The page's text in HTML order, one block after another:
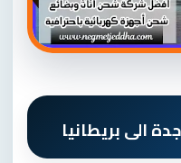
الى بريطانيا